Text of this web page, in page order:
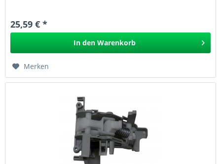
25,59 € *
In den Warenkorb
Merken